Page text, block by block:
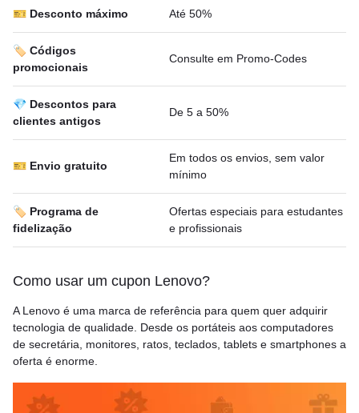
🎫 Desconto máximo Até 50%
🏷️ Códigos
promocionais
Consulte em Promo-Codes
💎 Descontos para
clientes antigos
De 5 a 50%
🎫 Envio gratuito
Em todos os envios, sem valor
mínimo
🏷️ Programa de
fidelização
Ofertas especiais para estudantes
e profissionais
Como usar um cupon Lenovo?
A Lenovo é uma marca de referência para quem quer adquirir
tecnologia de qualidade. Desde os portáteis aos computadores
de secretária, monitores, ratos, teclados, tablets e smartphones a
oferta é enorme.